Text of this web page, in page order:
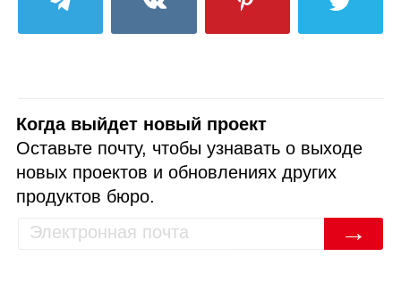
Когда выйдет новый проект
Оставьте почту, чтобы узнавать о выходе
новых проектов и обновлениях других
продуктов бюро.
→